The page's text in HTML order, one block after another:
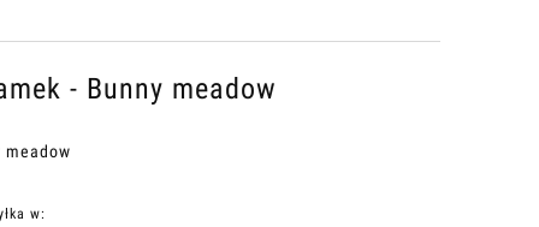
- Bunny meadow
meadow
w: